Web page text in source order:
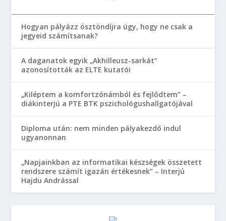
Hogyan pályázz ösztöndíjra úgy, hogy ne csak a
jegyeid számítsanak?
A daganatok egyik „Akhilleusz-sarkát”
azonosították az ELTE kutatói
„Kiléptem a komfortzónámból és fejlődtem” –
diákinterjú a PTE BTK pszichológushallgatójával
Diploma után: nem minden pályakezdő indul
ugyanonnan
„Napjainkban az informatikai készségek összetett
rendszere számít igazán értékesnek” – Interjú
Hajdu Andrással